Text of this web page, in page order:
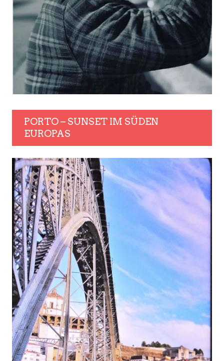
PORTO – SUNSET IM SÜDEN
EUROPAS